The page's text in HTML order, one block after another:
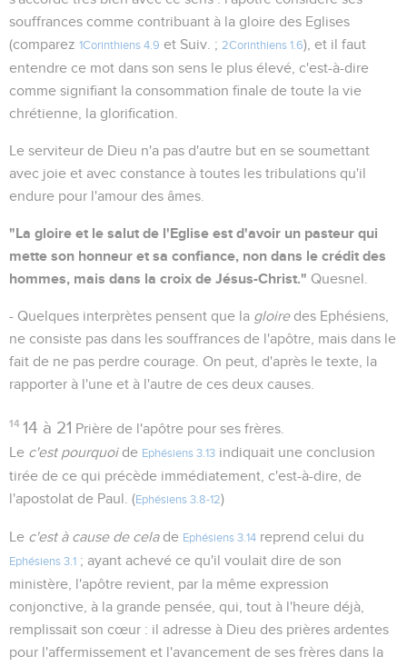
souffrances comme contribuant à la gloire des Eglises
(comparez 1Corinthiens 4.9 et Suiv. ; 2Corinthiens 1.6), et il faut
entendre ce mot dans son sens le plus élevé, c'est-à-dire
comme signifiant la consommation finale de toute la vie
chrétienne, la glorification.
Le serviteur de Dieu n'a pas d'autre but en se soumettant
avec joie et avec constance à toutes les tribulations qu'il
endure pour l'amour des âmes.
"La gloire et le salut de l'Eglise est d'avoir un pasteur qui
mette son honneur et sa confiance, non dans le crédit des
hommes, mais dans la croix de Jésus-Christ." Quesnel.
- Quelques interprètes pensent que la gloiredes Ephésiens,
ne consiste pas dans les souffrances de l'apôtre, mais dans le
fait de ne pas perdre courage. On peut, d'après le texte, la
rapporter à l'une et à l'autre de ces deux causes.
14 14 à 21 Prière de l'apôtre pour ses frères.
Le c'est pourquoide Ephésiens 3.13 indiquait une conclusion
tirée de ce qui précède immédiatement, c'est-à-dire, de
l'apostolat de Paul. (Ephésiens 3.8-12)
Le c'est à cause de celade Ephésiens 3.14 reprend celui du
Ephésiens 3.1 ; ayant achevé ce qu'il voulait dire de son
ministère, l'apôtre revient, par la même expression
conjonctive, à la grande pensée, qui, tout à l'heure déjà,
remplissait son cœur : il adresse à Dieu des prières ardentes
pour l'affermissement et l'avancement de ses frères dans la